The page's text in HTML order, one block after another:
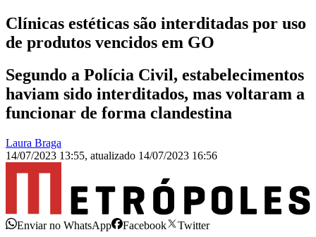
Clínicas estéticas são interditadas por uso
de produtos vencidos em GO
Segundo a Polícia Civil, estabelecimentos
haviam sido interditados, mas voltaram a
funcionar de forma clandestina
Laura Braga
14/07/2023 13:55, atualizado 14/07/2023 16:56
Enviar no WhatsApp Facebook
Twitter